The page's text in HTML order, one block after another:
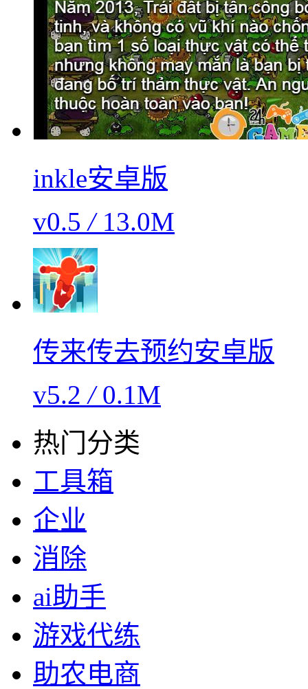
inkle安卓版
v0.5/13.0M
传来传去预约安卓版
v5.2/0.1M
热门分类
工具箱
企业
消除
ai助手
游戏代练
助农电商